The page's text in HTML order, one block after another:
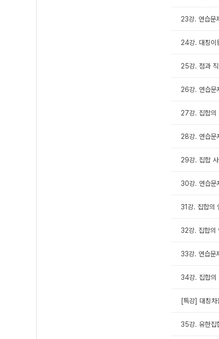
23강. 연습문
24강. 대칭이
25강. 점과
26강. 연습문
27강. 집합의
28강. 연습문
29강. 집합
30강. 연습문
31강. 집합의
32강. 집합의
33강. 연습문
34강. 집합의
[특강] 대칭
35강. 유한집